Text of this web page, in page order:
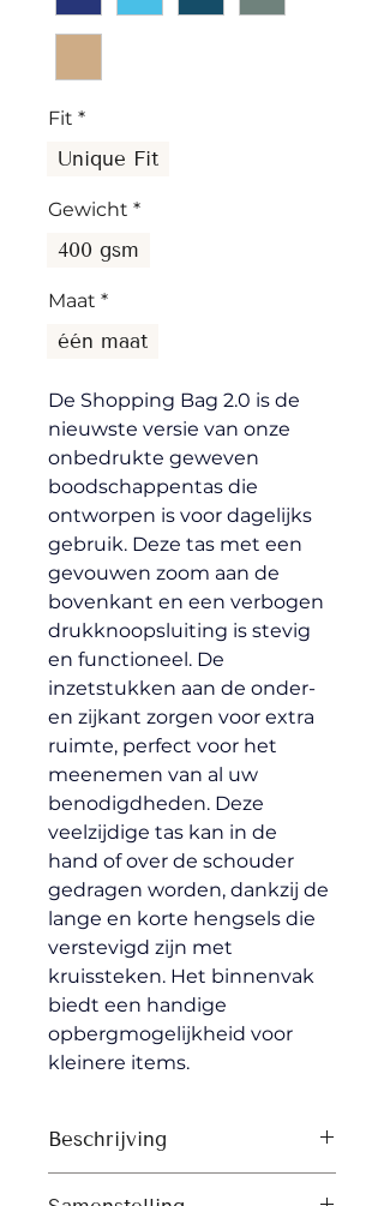
Fit *
Unique Fit
Gewicht *
400 gsm
Maat *
één maat
De Shopping Bag 2.0 is de
nieuwste versie van onze
onbedrukte geweven
boodschappentas die
ontworpen is voor dagelijks
gebruik. Deze tas met een
gevouwen zoom aan de
bovenkant en een verbogen
drukknoopsluiting is stevig
en functioneel. De
inzetstukken aan de onder-
en zijkant zorgen voor extra
ruimte, perfect voor het
meenemen van al uw
benodigdheden. Deze
veelzijdige tas kan in de
hand of over de schouder
gedragen worden, dankzij de
lange en korte hengsels die
verstevigd zijn met
kruissteken. Het binnenvak
biedt een handige
opbergmogelijkheid voor
kleinere items.
Beschrijving